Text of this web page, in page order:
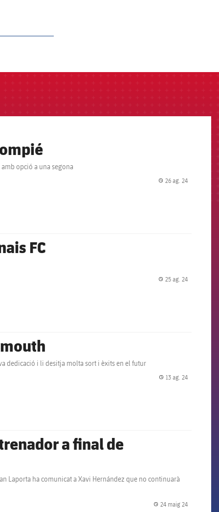
opció a una segona
26 ag. 24
FC
25 ag. 24
dedicació i li desitja molta sort i èxits en el futur
13 ag. 24
a final de
Laporta ha comunicat a Xavi Hernández que no continuarà
24 maig 24